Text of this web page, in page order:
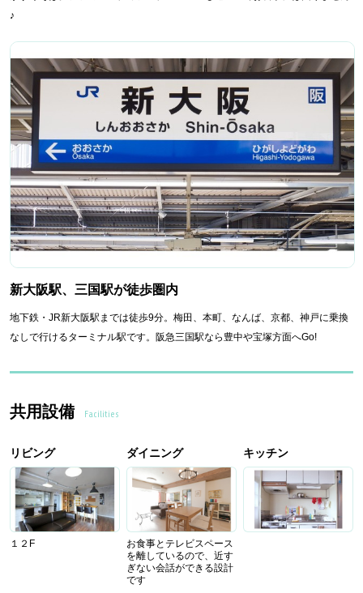
♪
新大阪駅、三国駅が徒歩圏内
地下鉄・JR新大阪駅までは徒歩9分。梅田、本町、なんば、京都、神戸に乗換
なしで行けるターミナル駅です。阪急三国駅なら豊中や宝塚方面へGo!
共用設備 Facilities
リビング
１２F
ダイニング
お食事とテレビスペース
を離しているので、近す
ぎない会話ができる設計
です
キッチン